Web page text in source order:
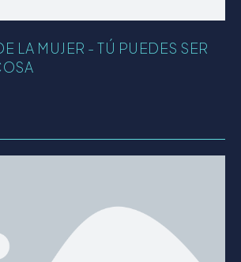
LA MUJER - TÚ PUEDES SER